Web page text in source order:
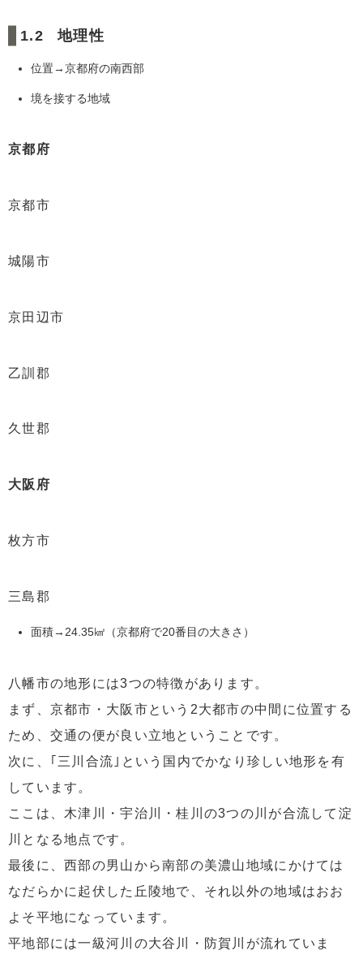
地理性
位置→京都府の南西部
境を接する地域
京都府
京都市
城陽市
京田辺市
乙訓郡
久世郡
大阪府
枚方市
三島郡
面積→24.35㎢（京都府で20番目の大きさ）
八幡市の地形には3つの特徴があります。
まず、京都市・大阪市という2大都市の中間に位置する
ため、交通の便が良い立地ということです。
次に、｢三川合流｣という国内でかなり珍しい地形を有
しています。
ここは、木津川・宇治川・桂川の3つの川が合流して淀
川となる地点です。
最後に、西部の男山から南部の美濃山地域にかけては
なだらかに起伏した丘陵地で、それ以外の地域はおお
よそ平地になっています。
平地部には一級河川の大谷川・防賀川が流れていま